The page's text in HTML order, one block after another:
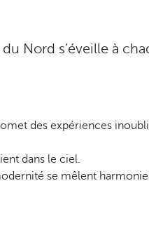
Nord s’éveille à
des expériences
dans le ciel.
se mêlent